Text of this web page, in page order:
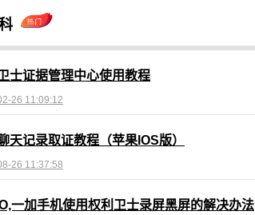
士证据管理中心使用教程
26 11:09:12
天记录取证教程（苹果IOS版）
26 11:37:58
一加手机使用权利卫士录屏黑屏的解决办法